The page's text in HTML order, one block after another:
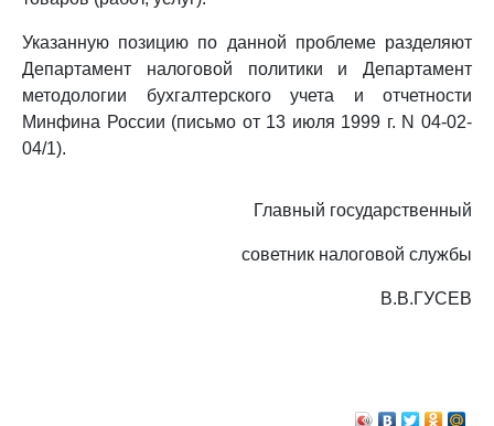
Указанную позицию по данной проблеме разделяют
Департамент налоговой политики и Департамент
методологии бухгалтерского учета и отчетности
Минфина России (письмо от 13 июля 1999 г. N 04-02-
04/1).
Главный государственный
советник налоговой службы
В.В.ГУСЕВ